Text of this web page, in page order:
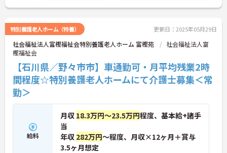
特別養護老人ホーム（特養） 更新日：2025年05月29日
社会福祉法人富樫福祉会特別養護老人ホーム 富樫苑
社会福祉法人富
樫福祉会
【石川県／野々市市】車通勤可・月平均残業2時
間程度☆特別養護老人ホームにて介護士募集＜常
勤＞
給料
月収 18.3万円～23.5万円程度、基本給+諸手
当
年収 282万円～程度、月収×12ヶ月＋賞与
3.5ヶ月想定